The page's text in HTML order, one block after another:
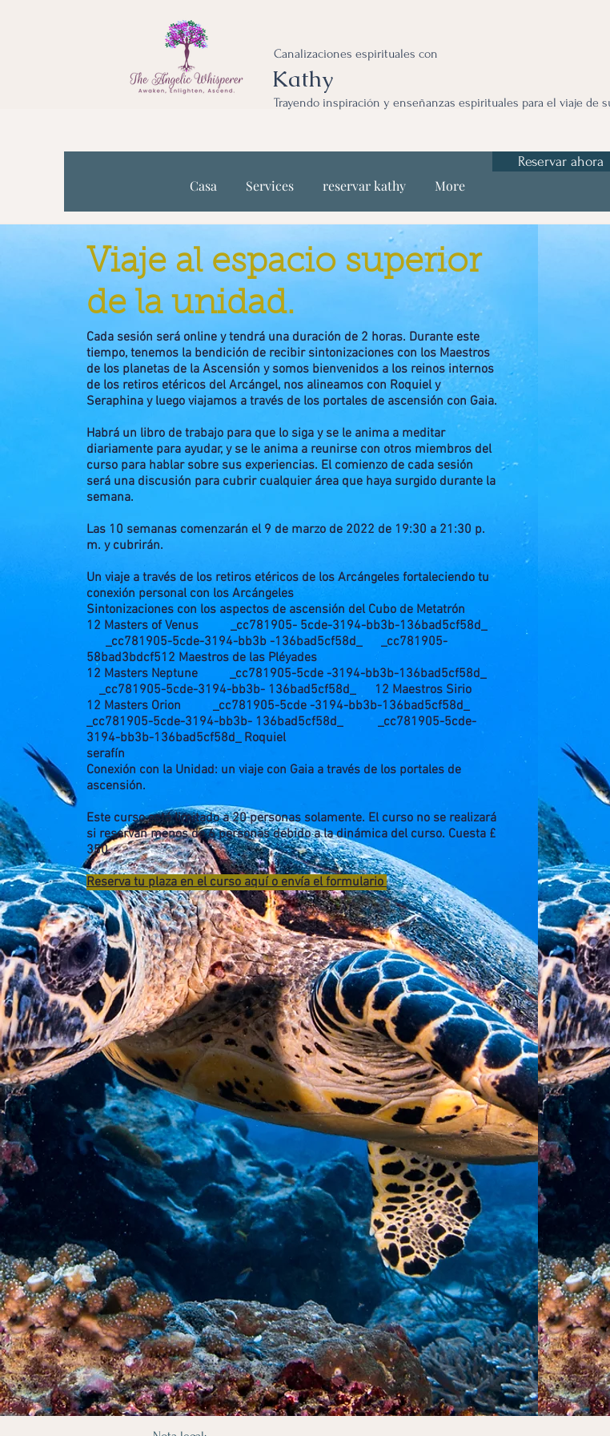
Kathy
Trayendo inspiración y enseñanzas espirituales para el viaje de
Canalizaciones espirituales con
Casa Services reservar kathy More
Reservar ahora
Viaje al espacio superior
de la unidad.
Cada sesión será online y tendrá una duración de 2 horas. Durante este
tiempo, tenemos la bendición de recibir sintonizaciones con los Maestros
de los planetas de la Ascensión y somos bienvenidos a los reinos internos
de los retiros etéricos del Arcángel, nos alineamos con Roquiel y
Seraphina y luego viajamos a través de los portales de ascensión con Gaia.
Habrá un libro de trabajo para que lo siga y se le anima a meditar
diariamente para ayudar, y se le anima a reunirse con otros miembros del
curso para hablar sobre sus experiencias. El comienzo de cada sesión
será una discusión para cubrir cualquier área que haya surgido durante la
semana.
Las 10 semanas comenzarán el 9 de marzo de 2022 de 19:30 a 21:30 p.
m. y cubrirán.
Un viaje a través de los retiros etéricos de los Arcángeles fortaleciendo tu
conexión personal con los Arcángeles
Sintonizaciones con los aspectos de ascensión del Cubo de Metatrón
12 Masters of Venus _cc781905- 5cde-3194-bb3b-136bad5cf58d_
_cc781905-5cde-3194-bb3b -136bad5cf58d_ _cc781905-
58bad3bdcf512 Maestros de las Pléyades
12 Masters Neptune _cc781905-5cde -3194-bb3b-136bad5cf58d_
_cc781905-5cde-3194-bb3b- 136bad5cf58d_ 12 Maestros Sirio
12 Masters Orion _cc781905-5cde -3194-bb3b-136bad5cf58d_
_cc781905-5cde-3194-bb3b- 136bad5cf58d_ _cc781905-5cde-
3194-bb3b-136bad5cf58d_ Roquiel
serafín
Conexión con la Unidad: un viaje con Gaia a través de los portales de
ascensión.
Este curso está limitado a 20 personas solamente. El curso no se realizará
si reservan menos de 6 personas debido a la dinámica del curso. Cuesta £
350.
Reserva tu plaza en el curso aquí o envía el formulario